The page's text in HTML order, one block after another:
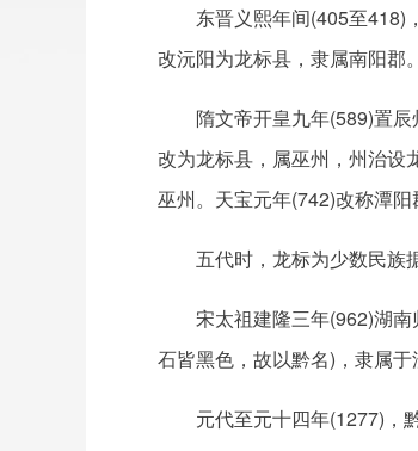
东晋义熙年间(405至418)
改沅阳为龙标县，隶属南阳郡
隋文帝开皇九年(589)置
改为龙标县，属巫州，州治设
巫州。天宝元年(742)改称潭阳
五代时，龙标为少数民族
宋太祖建隆三年(962)湖
石皆黑色，故以黔名)，隶属于
元代至元十四年(1277)，